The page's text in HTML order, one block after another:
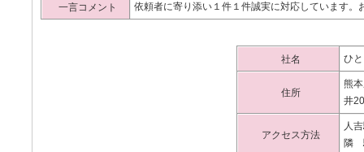
一言コメント 依頼者に寄り添い１件１件誠実に対応しています
社名 ひ
住所
熊
井
アクセス方法
人
隣